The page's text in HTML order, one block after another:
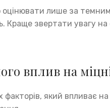
лише за темним
Краще звертати увагу
вплив на
факторів, який впливає